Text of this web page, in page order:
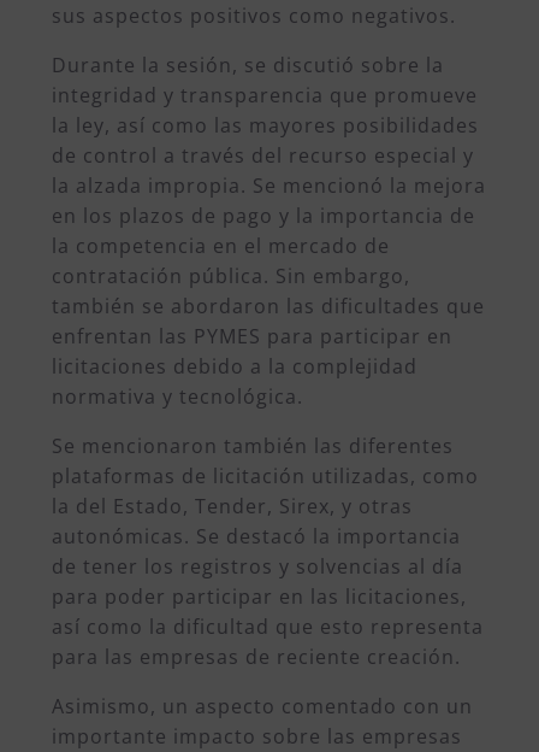
sus aspectos positivos como negativos.
Durante la sesión, se discutió sobre la
integridad y transparencia que promueve
la ley, así como las mayores posibilidades
de control a través del recurso especial y
la alzada impropia. Se mencionó la mejora
en los plazos de pago y la importancia de
la competencia en el mercado de
contratación pública. Sin embargo,
también se abordaron las dificultades que
enfrentan las PYMES para participar en
licitaciones debido a la complejidad
normativa y tecnológica.
Se mencionaron también las diferentes
plataformas de licitación utilizadas, como
la del Estado, Tender, Sirex, y otras
autonómicas. Se destacó la importancia
de tener los registros y solvencias al día
para poder participar en las licitaciones,
así como la dificultad que esto representa
para las empresas de reciente creación.
Asimismo, un aspecto comentado con un
importante impacto sobre las empresas